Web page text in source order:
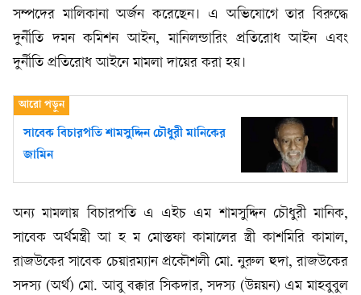
সম্পদের মালিকানা অর্জন করেছেন। এ অভিযোগে তার বিরুদ্ধে
দুর্নীতি দমন কমিশন আইন, মানিলন্ডারিং প্রতিরোধ আইন এবং
দুর্নীতি প্রতিরোধ আইনে মামলা দায়ের করা হয়।
সাবেক বিচারপতি শামসুদ্দিন চৌধুরী মানিকের
জামিন
অন্য মামলায় বিচারপতি এ এইচ এম শামসুদ্দিন চৌধুরী মানিক,
সাবেক অর্থমন্ত্রী আ হ ম মোস্তফা কামালের স্ত্রী কাশমিরি কামাল,
রাজউকের সাবেক চেয়ারম্যান প্রকৌশলী মো. নুরুল হুদা, রাজউকের
সদস্য (অর্থ) মো. আবু বক্কার সিকদার, সদস্য (উন্নয়ন) এম মাহবুবুল